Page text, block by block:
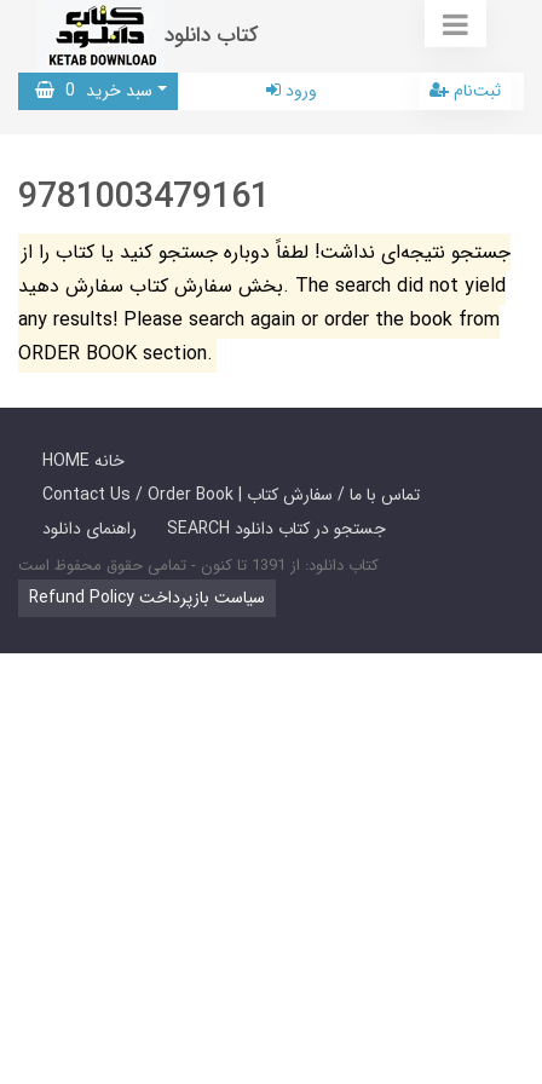
کتاب دانلود
سبد خرید 0 ورود ثبت‌نام
9781003479161
جستجو نتیجه‌ای نداشت! لطفاً دوباره جستجو کنید یا کتاب را از
بخش سفارش کتاب سفارش دهید. The search did not yield
any results! Please search again or order the book from
ORDER BOOK section.
HOME خانه
Contact Us / Order Book | تماس با ما / سفارش کتاب
راهنمای دانلود
SEARCH جستجو در کتاب دانلود
کتاب دانلود: از 1391 تا کنون - تمامی حقوق محفوظ است
Refund Policy سیاست بازپرداخت